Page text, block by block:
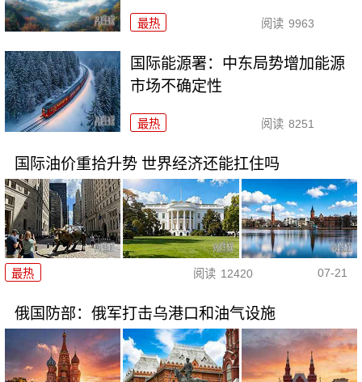
最热 阅读 9963
国际能源署：中东局势增加能源
市场不确定性
最热 阅读 8251
国际油价重拾升势 世界经济还能扛住吗
最热 阅读 12420 07-21
俄国防部：俄军打击乌港口和油气设施